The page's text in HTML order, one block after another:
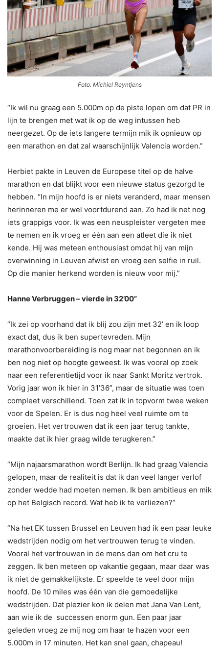
Foto: Michiel Reyntjens
“Ik wil nu graag een 5.000m op de piste lopen om dat PR in
lijn te brengen met wat ik op de weg intussen heb
neergezet. Op de iets langere termijn mik ik opnieuw op
een marathon en dat zal waarschijnlijk Valencia worden.”
Herbiet pakte in Leuven de Europese titel op de halve
marathon en dat blijkt voor een nieuwe status gezorgd te
hebben. “In mijn hoofd is er niets veranderd, maar mensen
herinneren me er wel voortdurend aan. Zo had ik net nog
iets grappigs voor. Ik was een neuspleister vergeten mee
te nemen en ik vroeg er één aan een atleet die ik niet
kende. Hij was meteen enthousiast omdat hij van mijn
overwinning in Leuven afwist en vroeg een selfie in ruil.
Op die manier herkend worden is nieuw voor mij.”
Hanne Verbruggen – vierde in 32’00”
“Ik zei op voorhand dat ik blij zou zijn met 32’ en ik loop
exact dat, dus ik ben supertevreden. Mijn
marathonvoorbereiding is nog maar net begonnen en ik
ben nog niet op hoogte geweest. Ik was vooral op zoek
naar een referentietijd voor ik naar Sankt Moritz vertrok.
Vorig jaar won ik hier in 31’36”, maar de situatie was toen
compleet verschillend. Toen zat ik in topvorm twee weken
voor de Spelen. Er is dus nog heel veel ruimte om te
groeien. Het vertrouwen dat ik een jaar terug tankte,
maakte dat ik hier graag wilde terugkeren.”
“Mijn najaarsmarathon wordt Berlijn. Ik had graag Valencia
gelopen, maar de realiteit is dat ik dan veel langer verlof
zonder wedde had moeten nemen. Ik ben ambitieus en mik
op het Belgisch record. Wat heb ik te verliezen?”
“Na het EK tussen Brussel en Leuven had ik een paar leuke
wedstrijden nodig om het vertrouwen terug te vinden.
Vooral het vertrouwen in de mens dan om het cru te
zeggen. Ik ben meteen op vakantie gegaan, maar daar was
ik niet de gemakkelijkste. Er speelde te veel door mijn
hoofd. De 10 miles was één van die gemoedelijke
wedstrijden. Dat plezier kon ik delen met Jana Van Lent,
aan wie ik de successen enorm gun. Een paar jaar
geleden vroeg ze mij nog om haar te hazen voor een
5.000m in 17 minuten. Het kan snel gaan, chapeau!